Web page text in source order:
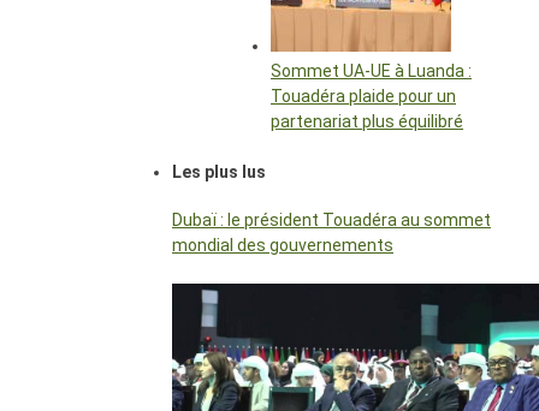
Sommet UA-UE à Luanda :
Touadéra plaide pour un
partenariat plus équilibré
Les plus lus
Dubaï : le président Touadéra au sommet
mondial des gouvernements